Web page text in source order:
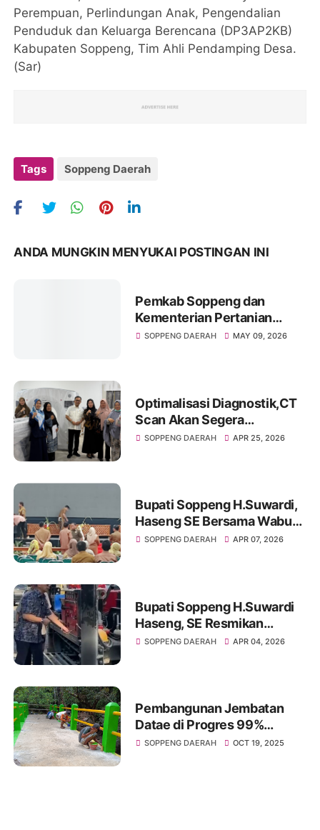
Perempuan, Perlindungan Anak, Pengendalian
Penduduk dan Keluarga Berencana (DP3AP2KB)
Kabupaten Soppeng, Tim Ahli Pendamping Desa.
(Sar)
Tags Soppeng Daerah
ANDA MUNGKIN MENYUKAI POSTINGAN INI
Pemkab Soppeng dan
Kementerian Pertanian
Dorong Transformasi
SOPPENG DAERAH MAY 09, 2026
Optimalisasi Diagnostik,CT
Scan Akan Segera
Operasional di RSUD
SOPPENG DAERAH APR 25, 2026
Bupati Soppeng H.Suwardi,
Haseng SE Bersama Wabup
Soppeng Ir Selle Ks Dalle
SOPPENG DAERAH APR 07, 2026
Bupati Soppeng H.Suwardi
Haseng, SE Resmikan
Pemboran Di Tempat
SOPPENG DAERAH APR 04, 2026
Pembangunan Jembatan
Datae di Progres 99%
Habiskan Dana sebesar
SOPPENG DAERAH OCT 19, 2025